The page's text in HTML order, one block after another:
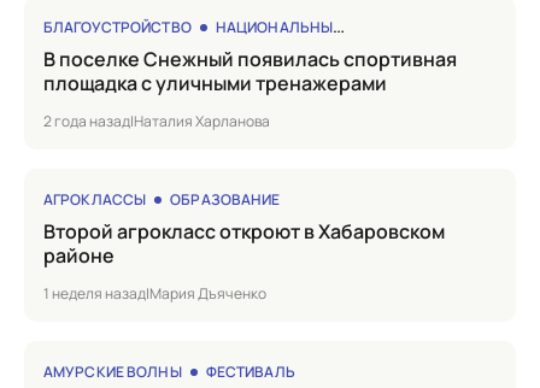
БЛАГОУСТРОЙСТВО НАЦИОНАЛЬНЫЕ ПРОЕКТЫ
в поселке Снежный появилась спортивная
площадка с уличными тренажерами
2 года назад|Наталия Харланова
АГРОКЛАССЫ ОБРАЗОВАНИЕ
Второй агрокласс откроют в Хабаровском
районе
1 неделя назад|Мария Дъяченко
АМУРСКИЕ ВОЛНЫ ФЕСТИВАЛЬ